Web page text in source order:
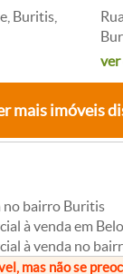
Buritis,
ver
mais imóveis
no bairro Buritis
à venda em
à venda no
mas não se